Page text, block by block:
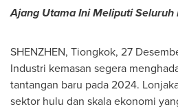
Ajang Utama Ini Meliputi
SHENZHEN, Tiongkok, 27
Industri kemasan segera
tantangan baru pada 2024.
sektor hulu dan skala ekonomi